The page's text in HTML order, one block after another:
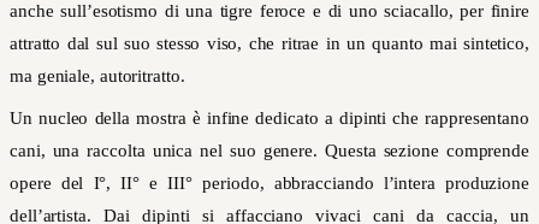
anche sull’esotismo di una tigre feroce e di uno sciacallo, per finire
attratto dal sul suo stesso viso, che ritrae in un quanto mai sintetico,
ma geniale, autoritratto.
Un nucleo della mostra è infine dedicato a dipinti che rappresentano
cani, una raccolta unica nel suo genere. Questa sezione comprende
opere del I°, II° e III° periodo, abbracciando l’intera produzione
dell’artista. Dai dipinti si affacciano vivaci cani da caccia, un